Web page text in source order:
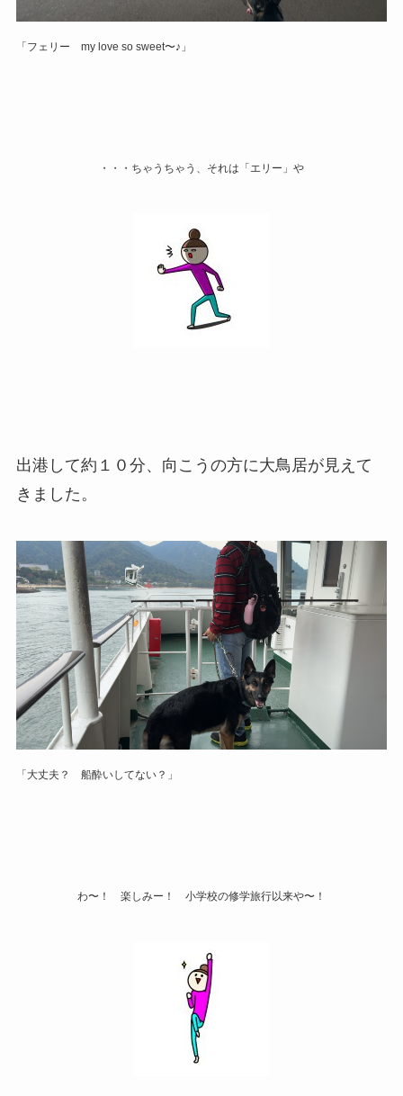
「フェリー my love so sweet〜♪」
・・・ちゃうちゃう、それは「エリー」や
出港して約１０分、向こうの方に大鳥居が見えて
きました。
「大丈夫？ 船酔いしてない？」
わ〜！ 楽しみー！ 小学校の修学旅行以来や〜！